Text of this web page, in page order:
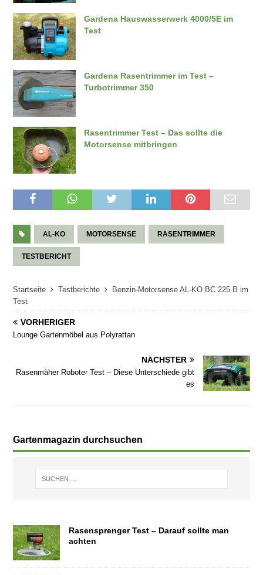
Gardena Hauswasserwerk 4000/5E im
Test
Gardena Rasentrimmer im Test –
Turbotrimmer 350
Rasentrimmer Test – Das sollte die
Motorsense mitbringen
AL-KO MOTORSENSE RASENTRIMMER
TESTBERICHT
Startseite Testberichte
Benzin-Motorsense AL-KO BC 225 B im
Test
VORHERIGER
Lounge Gartenmöbel aus Polyrattan
NÄCHSTER
Rasenmäher Roboter Test – Diese Unterschiede gibt
es
Gartenmagazin durchsuchen
Rasensprenger Test – Darauf sollte man
achten